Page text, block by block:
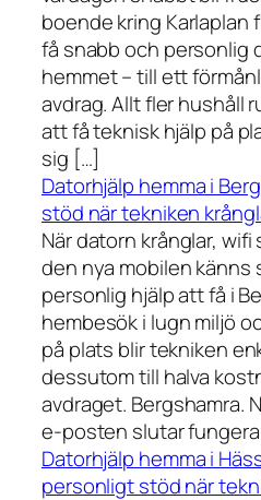
boende kring
få snabb och personlig
hemmet – till ett
avdrag. Allt fler hushåll
att få teknisk hjälp på
sig […]
Datorhjälp hemma i
stöd när tekniken
När datorn krånglar,
den nya mobilen känns
personlig hjälp att få i
hembesök i lugn miljö
på plats blir tekniken
dessutom till halva
avdraget. Bergshamra.
e-posten slutar
Datorhjälp hemma i
personligt stöd när